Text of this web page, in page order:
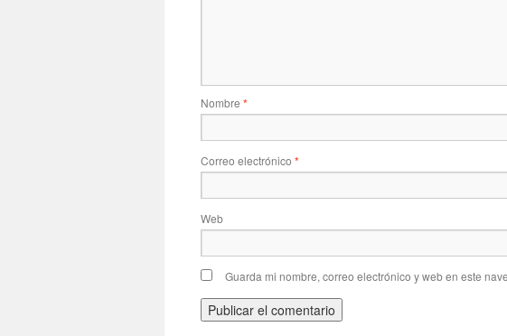
Nombre *
Correo electrónico *
Web
Guarda mi nombre, correo electrónico y web en este